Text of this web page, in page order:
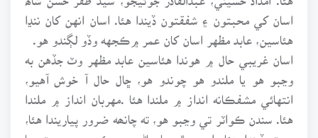
اسان کي محبتون ۽ شفقتون ڏيندا هئا. اسان انهن کان ننڍا
هئاسين، عابد مظهر اسان کان عمر ۾ڪجهه وڏو لڳندو هو.
اسان غريبي حال ۾ هوندا هئاسين عابد مظهر وٽ جڏهن به
وڃبو هو يا ملندو هو چوندو هو، ڇال حال آ خوش آهيو،
انتهائي مشفڪانه انداز ۾ ملندا هئا .مهربان انداز ۾ ملندا
هئا. سندن ڪواٽر تي وڃبو هو، ته چانھه ضرور پياريندا هئا،
عزت ڏيندا هئا. اسين ٿر جا ماڻهو جيڪي محروميت جا